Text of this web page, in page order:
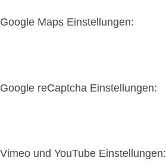
Google Maps Einstellungen:
Google reCaptcha Einstellungen:
Vimeo und YouTube Einstellungen: